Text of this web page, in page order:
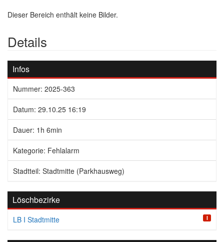
Dieser Bereich enthält keine Bilder.
Details
Infos
Nummer: 2025-363
Datum: 29.10.25 16:19
Dauer: 1h 6min
Kategorie: Fehlalarm
Stadtteil: Stadtmitte (Parkhausweg)
Löschbezirke
LB I Stadtmitte I